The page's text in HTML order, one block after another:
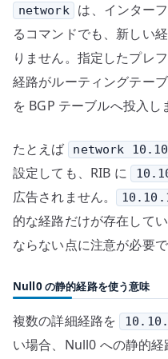
network
は、インター
るコマンドでも、新しい
りません。指定したプレ
経路がルーティングテー
を BGP テーブルへ投入し
たとえば network
設定しても、RIB に
広告されません。
的な経路だけが存在してい
ならない点に注意が必要で
Null0 の静的経路を使う意味
複数の詳細経路を
い場合、Null0 への静的経